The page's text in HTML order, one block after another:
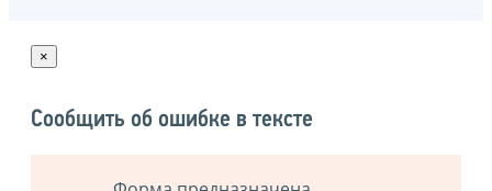
×
Сообщить об ошибке в тексте